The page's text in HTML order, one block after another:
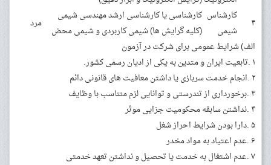
۴
کارشناس
شیمی
کارشناسی یا کارشناسی ارشد مهندسی شیمی
(کلیه گرایش ها) شیمی کاربردی و شیمی محض
مرد
الف) شرایط عمومی برای شرکت در آزمون
۱ .تابعیت ایران و متدین به یکی از ادیان رسمی کشور.
۲ .انجام خدمت سربازی یا داشتن معافیت های قانونی دائم
۳ .برخورداری از تندرستی و توانایی لزم متناسب با وظایف
۴ .نداشتن سابقه محکومیت جزایی موثر
۵ .دارا بودن شرایط احراز شغل
۶ .عدم اعتیاد به مواد مخدر
۷ .عدم اشتغال به خدمت یا تحصیل و نداشتن تعهد خدمتی